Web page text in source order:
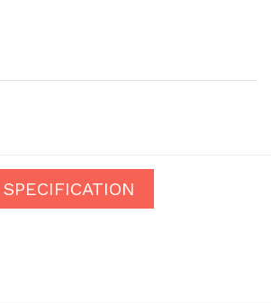
SPECIFICATION